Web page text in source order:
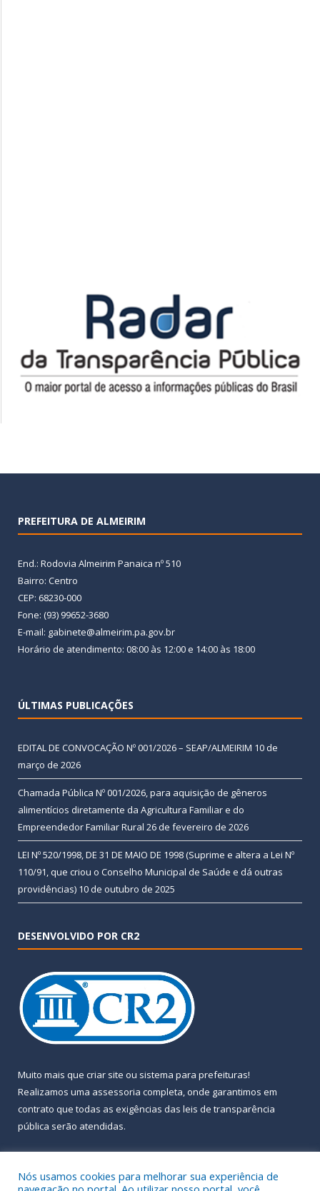
PREFEITURA DE ALMEIRIM
End.: Rodovia Almeirim Panaica nº 510
Bairro: Centro
CEP: 68230-000
Fone: (93) 99652-3680
E-mail: gabinete@almeirim.pa.gov.br
Horário de atendimento: 08:00 às 12:00 e 14:00 às 18:00
ÚLTIMAS PUBLICAÇÕES
EDITAL DE CONVOCAÇÃO Nº 001/2026 – SEAP/ALMEIRIM 10 de
março de 2026
Chamada Pública Nº 001/2026, para aquisição de gêneros
alimentícios diretamente da Agricultura Familiar e do
Empreendedor Familiar Rural 26 de fevereiro de 2026
LEI Nº 520/1998, DE 31 DE MAIO DE 1998 (Suprime e altera a Lei Nº
110/91, que criou o Conselho Municipal de Saúde e dá outras
providências) 10 de outubro de 2025
DESENVOLVIDO POR CR2
Muito mais que criar site ou sistema para prefeituras!
Realizamos uma assessoria completa, onde garantimos em
contrato que todas as exigências das leis de transparência
pública serão atendidas.
Nós usamos cookies para melhorar sua experiência de